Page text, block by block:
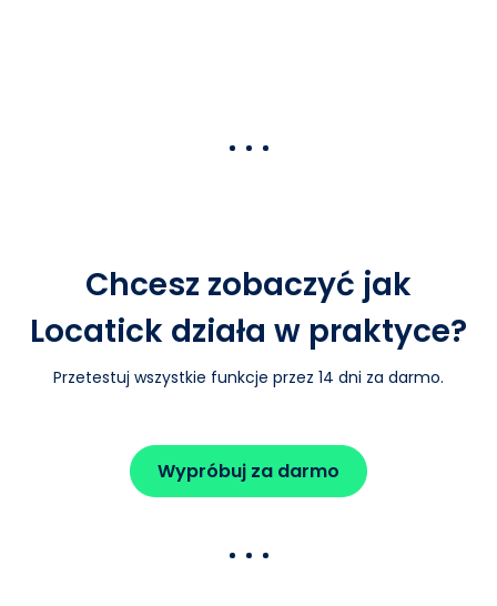
Chcesz zobaczyć jak
Locatick działa w praktyce?
Przetestuj wszystkie funkcje przez 14 dni za darmo.
Wypróbuj za darmo